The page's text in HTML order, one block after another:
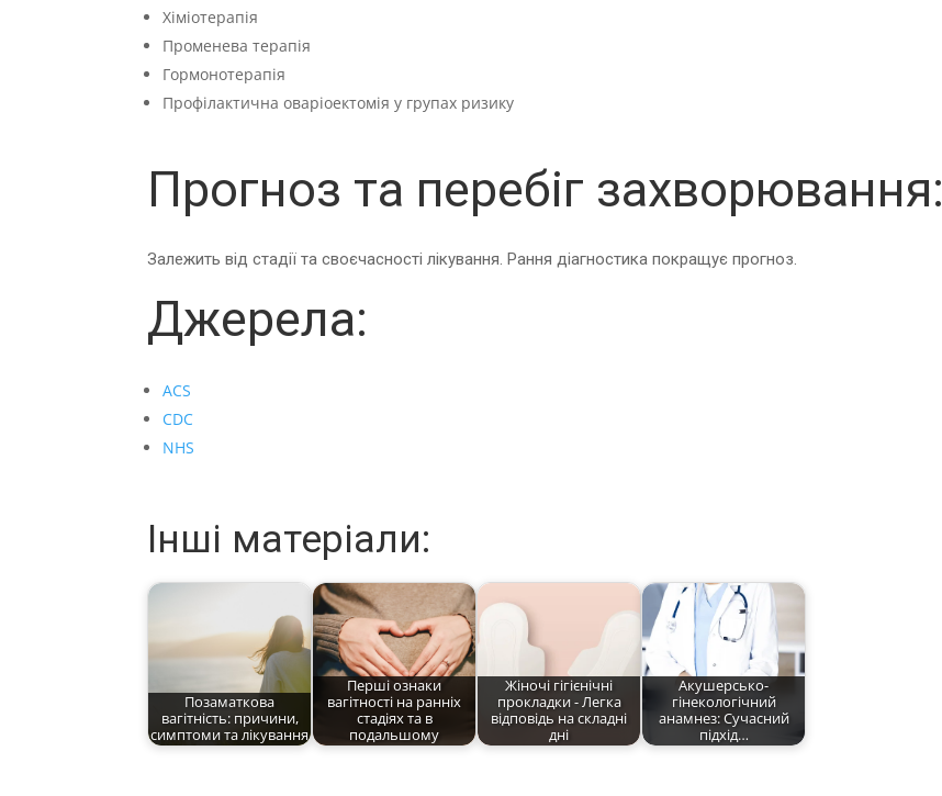
Хіміотерапія
Променева терапія
Гормонотерапія
Профілактична оваріоектомія у групах ризику
Прогноз та перебіг захворювання:
Залежить від стадії та своєчасності лікування. Рання діагностика покращує прогноз.
Джерела:
ACS
CDC
NHS
Інші матеріали:
Позаматкова
вагітність: причини,
симптоми та лікування
Перші ознаки
вагітності на ранніх
стадіях та в
подальшому
Жіночі гігієнічні
прокладки - Легка
відповідь на складні
дні
Акушерсько-
гінекологічний
анамнез: Сучасний
підхід…